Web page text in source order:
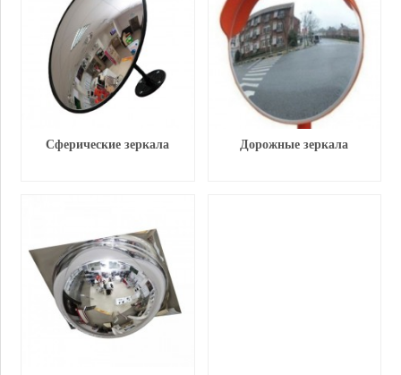
Сферические зеркала Дорожные зеркала